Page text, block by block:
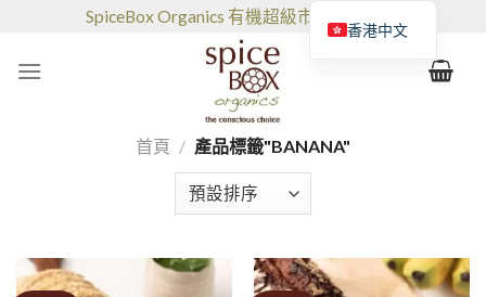
SpiceBox Organics 有機超級市場和咖啡館
首頁 / 產品標籤"BANANA"
香港中文